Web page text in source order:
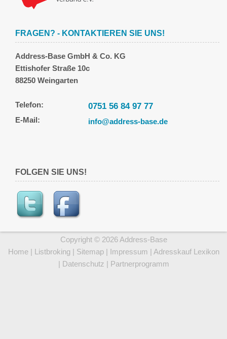
FRAGEN? - KONTAKTIEREN SIE UNS!
Address-Base GmbH & Co. KG
Ettishofer Straße 10c
88250 Weingarten
Telefon: 0751 56 84 97 77
E-Mail: info@address-base.de
FOLGEN SIE UNS!
Copyright © 2026 Address-Base
Home| Listbroking | Sitemap| Impressum | Adresskauf Lexikon
| Datenschutz | Partnerprogramm